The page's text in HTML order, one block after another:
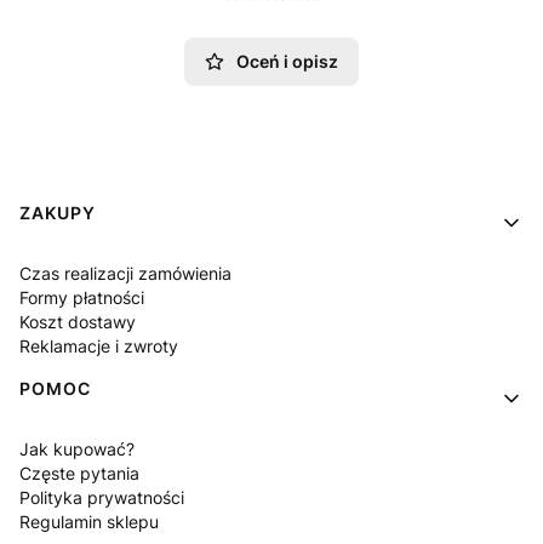
Oceń i opisz
Linki w stopce
ZAKUPY
Czas realizacji zamówienia
Formy płatności
Koszt dostawy
Reklamacje i zwroty
POMOC
Jak kupować?
Częste pytania
Polityka prywatności
Regulamin sklepu